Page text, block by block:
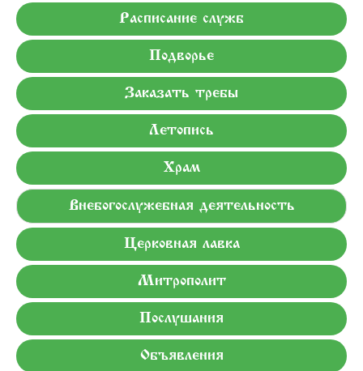
Расписание служб
Подворье
Заказать требы
Летопись
Храм
Внебогослужебная деятельность
Церковная лавка
Митрополит
Послушания
Объявления